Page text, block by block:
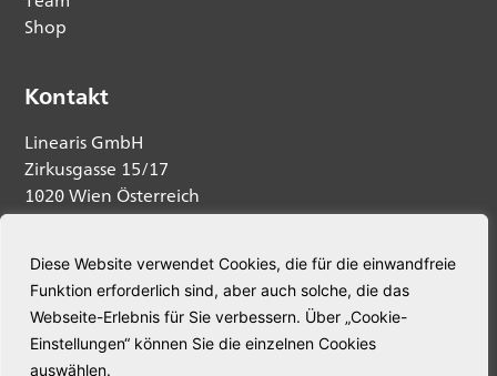
Diese Website verwendet Cookies, die für die einwandfreie
Funktion erforderlich sind, aber auch solche, die das
Webseite-Erlebnis für Sie verbessern. Über „Cookie-
Einstellungen“ können Sie die einzelnen Cookies
auswählen.
Shop
Kontakt
Linearis GmbH
Zirkusgasse 15/17
1020 Wien Österreich
Anfrage senden
Telefon:+43 664 5345563
E-Mail:welcome@linearis.at